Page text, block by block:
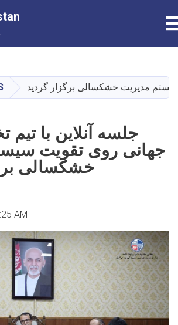
main
content
سیستم مدیریت خشکسالی برگزار گردید
جلسه آنلاین با تیم
جهانی روی تقویت
خشکسالی
AM